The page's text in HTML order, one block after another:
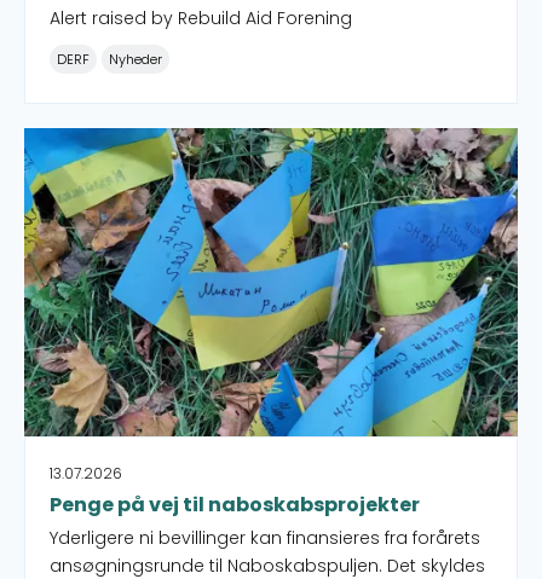
Alert raised by Rebuild Aid Forening
DERF Nyheder
13.07.2026
Penge på vej til naboskabsprojekter
Yderligere ni bevillinger kan finansieres fra forårets
ansøgningsrunde til Naboskabspuljen. Det skyldes
Penge på vej til naboskabsprojekter (1)